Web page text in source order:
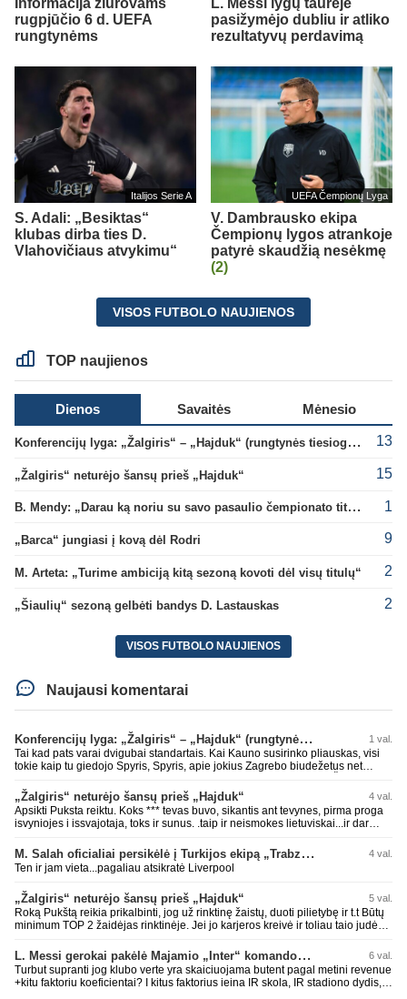
Informacija žiūrovams
rugpjūčio 6 d. UEFA
rungtynėms
L. Messi lygų taurėje
pasižymėjo dubliu ir atliko
rezultatyvų perdavimą
Italijos Serie A
S. Adali: „Besiktas“
klubas dirba ties D.
Vlahovičiaus atvykimu“
UEFA Čempionų Lyga
V. Dambrausko ekipa
Čempionų lygos atrankoje
patyrė skaudžią nesėkmę
(2)
VISOS FUTBOLO NAUJIENOS
TOP naujienos
Dienos Savaitės Mėnesio
Konferencijų lyga: „Žalgiris“ – „Hajduk“ (rungtynės tiesiogiai) 13
„Žalgiris“ neturėjo šansų prieš „Hajduk“ 15
B. Mendy: „Darau ką noriu su savo pasaulio čempionato titulu“ 1
„Barca“ jungiasi į kovą dėl Rodri 9
M. Arteta: „Turime ambiciją kitą sezoną kovoti dėl visų titulų“ 2
„Šiaulių“ sezoną gelbėti bandys D. Lastauskas 2
VISOS FUTBOLO NAUJIENOS
Naujausi komentarai
Konferencijų lyga: „Žalgiris“ – „Hajduk“ (rungtynės tiesiogiai) 1 val.
Tai kad pats varai dvigubai standartais. Kai Kauno susirinko pliauskas, visi
tokie kaip tu giedojo Spyris, Spyris, apie jokius Zagrebo biudežetus net
daug didesnis. Tfu ant tokių.
„Žalgiris“ neturėjo šansų prieš „Hajduk“ 4 val.
Apsikti Puksta reiktu. Koks *** tevas buvo, sikantis ant tevynes, pirma proga
isvyniojes i issvajotaja, toks ir sunus. .taip ir neismokes lietuviskai...ir dar
laurynas ikalbins
M. Salah oficialiai persikėlė į Turkijos ekipą „Trabzonspor“ 4 val.
Ten ir jam vieta...pagaliau atsikratė Liverpool
„Žalgiris“ neturėjo šansų prieš „Hajduk“ 5 val.
Roką Pukštą reikia prikalbinti, jog už rinktinę žaistų, duoti pilietybę ir t.t Būtų
minimum TOP 2 žaidėjas rinktinėje. Jei jo karjeros kreivė ir toliau taio judės,
L. Messi gerokai pakėlė Majamio „Inter“ komandos vertę 6 val.
Turbut supranti jog klubo verte yra skaiciuojama butent pagal metini revenue
+kitu faktoriu koeficientai? I kitus faktorius ieina IR skola, IR stadiono dydis,